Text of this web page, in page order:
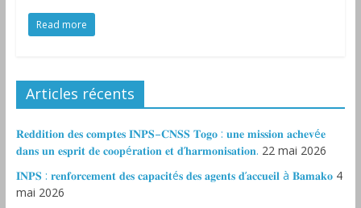
Read more
Articles récents
𝐑𝐞𝐝𝐝𝐢𝐭𝐢𝐨𝐧 𝐝𝐞𝐬 𝐜𝐨𝐦𝐩𝐭𝐞𝐬 𝐈𝐍𝐏𝐒–𝐂𝐍𝐒𝐒 𝐓𝐨𝐠𝐨 : 𝐮𝐧𝐞 𝐦𝐢𝐬𝐬𝐢𝐨𝐧 𝐚𝐜𝐡𝐞𝐯é𝐞
𝐝𝐚𝐧𝐬 𝐮𝐧 𝐞𝐬𝐩𝐫𝐢𝐭 𝐝𝐞 𝐜𝐨𝐨𝐩é𝐫𝐚𝐭𝐢𝐨𝐧 𝐞𝐭 𝐝’𝐡𝐚𝐫𝐦𝐨𝐧𝐢𝐬𝐚𝐭𝐢𝐨𝐧. 22 mai 2026
𝐈𝐍𝐏𝐒 : 𝐫𝐞𝐧𝐟𝐨𝐫𝐜𝐞𝐦𝐞𝐧𝐭 𝐝𝐞𝐬 𝐜𝐚𝐩𝐚𝐜𝐢𝐭é𝐬 𝐝𝐞𝐬 𝐚𝐠𝐞𝐧𝐭𝐬 𝐝’𝐚𝐜𝐜𝐮𝐞𝐢𝐥 à 𝐁𝐚𝐦𝐚𝐤𝐨 4
mai 2026